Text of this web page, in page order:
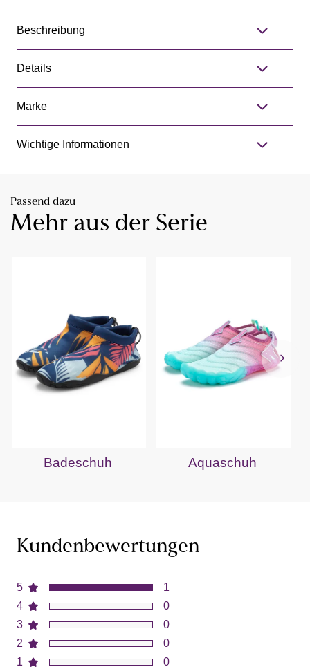
Beschreibung
Details
Marke
Wichtige Informationen
Passend dazu
Mehr aus der Serie
Badeschuh Aquaschuh
Kundenbewertungen
5
4
3
2
1
1
0
0
0
0